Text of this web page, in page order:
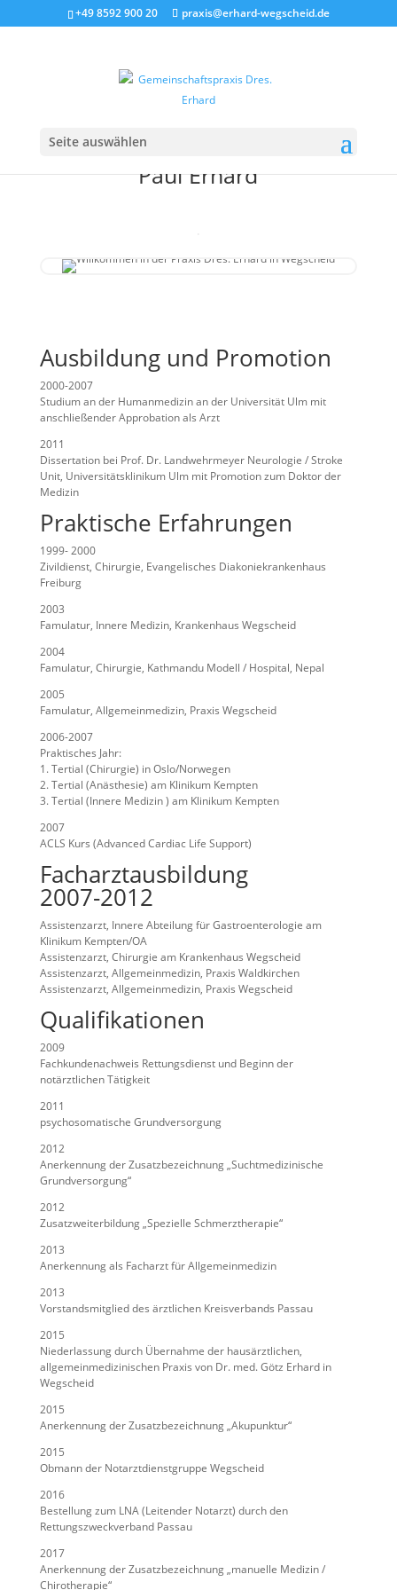
+49 8592 900 20 praxis@erhard-wegscheid.de
Seite auswählen
Paul Erhard
Ausbildung und Promotion
2000-2007
Studium an der Humanmedizin an der Universität Ulm mit
anschließender Approbation als Arzt
2011
Dissertation bei Prof. Dr. Landwehrmeyer Neurologie / Stroke
Unit, Universitätsklinikum Ulm mit Promotion zum Doktor der
Medizin
Praktische Erfahrungen
1999- 2000
Zivildienst, Chirurgie, Evangelisches Diakoniekrankenhaus
Freiburg
2003
Famulatur, Innere Medizin, Krankenhaus Wegscheid
2004
Famulatur, Chirurgie, Kathmandu Modell / Hospital, Nepal
2005
Famulatur, Allgemeinmedizin, Praxis Wegscheid
2006-2007
Praktisches Jahr:
1. Tertial (Chirurgie) in Oslo/Norwegen
2. Tertial (Anästhesie) am Klinikum Kempten
3. Tertial (Innere Medizin ) am Klinikum Kempten
2007
ACLS Kurs (Advanced Cardiac Life Support)
Facharztausbildung
2007-2012
Assistenzarzt, Innere Abteilung für Gastroenterologie am
Klinikum Kempten/OA
Assistenzarzt, Chirurgie am Krankenhaus Wegscheid
Assistenzarzt, Allgemeinmedizin, Praxis Waldkirchen
Assistenzarzt, Allgemeinmedizin, Praxis Wegscheid
Qualifikationen
2009
Fachkundenachweis Rettungsdienst und Beginn der
notärztlichen Tätigkeit
2011
psychosomatische Grundversorgung
2012
Anerkennung der Zusatzbezeichnung „Suchtmedizinische
Grundversorgung“
2012
Zusatzweiterbildung „Spezielle Schmerztherapie“
2013
Anerkennung als Facharzt für Allgemeinmedizin
2013
Vorstandsmitglied des ärztlichen Kreisverbands Passau
2015
Niederlassung durch Übernahme der hausärztlichen,
allgemeinmedizinischen Praxis von Dr. med. Götz Erhard in
Wegscheid
2015
Anerkennung der Zusatzbezeichnung „Akupunktur“
2015
Obmann der Notarztdienstgruppe Wegscheid
2016
Bestellung zum LNA (Leitender Notarzt) durch den
Rettungszweckverband Passau
2017
Anerkennung der Zusatzbezeichnung „manuelle Medizin /
Chirotherapie“